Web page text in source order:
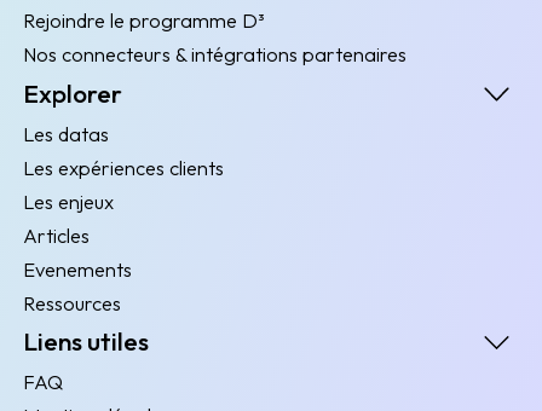
Rejoindre le programme D³
Nos connecteurs & intégrations partenaires
Explorer
Les datas
Les expériences clients
Les enjeux
Articles
Evenements
Ressources
Liens utiles
FAQ